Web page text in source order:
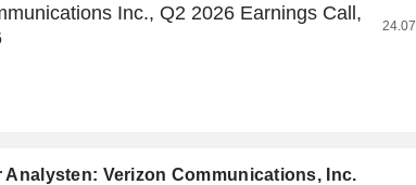
Inc., Q2 2026 Earnings Call,
24.07.
Analysten: Verizon Communications, Inc.